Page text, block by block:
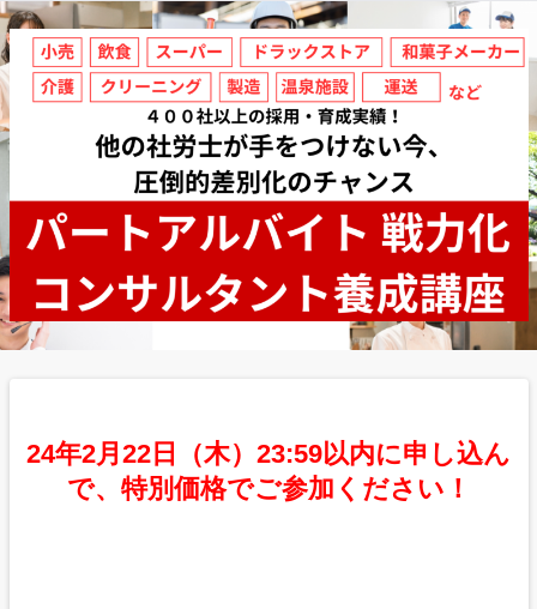
24年2月22日（木）23:59以内に申し込ん
で、特別価格でご参加ください！